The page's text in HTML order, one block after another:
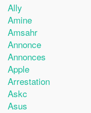
Ally
Amine
Amsahr
Annonce
Annonces
Apple
Arrestation
Askc
Asus